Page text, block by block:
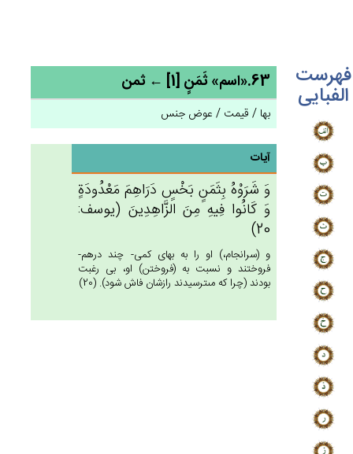
فهرست
الفبایی 63.«اسم» ثَمَن‌ٍ [1] ← ثمن
بها / قیمت / عوض جنس
آیات
وَ شَرَوْه‌ُ بِثَمَن‌ٍ بَخْس‌ٍ دَرَاهِم‌َ مَعْدُودَة‌ٍ
وَ كَانُوا فِيه‌ِ مِن‌َ الزَّاهِدِين‌َ (يوسف:
20)
و (سرانجام،) او را به بهاى كمى- چند درهم-
فروختند و نسبت به (فروختن) او، بى رغبت
بودند (چرا كه مى‏ترسيدند رازشان فاش شود). (20)